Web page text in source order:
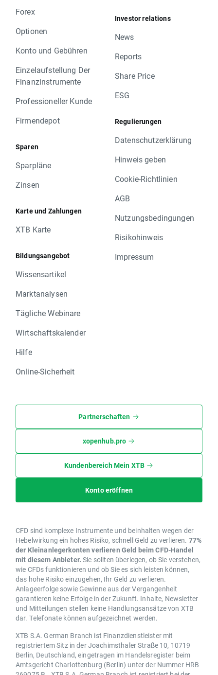
Forex
Optionen
Konto und Gebühren
Einzelaufstellung Der
Finanzinstrumente
Professioneller Kunde
Firmendepot
Sparen
Sparpläne
Zinsen
Karte und Zahlungen
XTB Karte
Bildungsangebot
Wissensartikel
Marktanalysen
Tägliche Webinare
Wirtschaftskalender
Hilfe
Online-Sicherheit
Investor relations
News
Reports
Share Price
ESG
Regulierungen
Datenschutzerklärung
Hinweis geben
Cookie-Richtlinien
AGB
Nutzungsbedingungen
Risikohinweis
Impressum
Partnerschaften
xopenhub.pro
Kundenbereich Mein XTB
Konto eröffnen
CFD sind komplexe Instrumente und beinhalten wegen der
Hebelwirkung ein hohes Risiko, schnell Geld zu verlieren. 77%
der Kleinanlegerkonten verlieren Geld beim CFD-Handel
mit diesem Anbieter. Sie sollten überlegen, ob Sie verstehen,
wie CFDs funktionieren und ob Sie es sich leisten können,
das hohe Risiko einzugehen, Ihr Geld zu verlieren.
Anlageerfolge sowie Gewinne aus der Vergangenheit
garantieren keine Erfolge in der Zukunft. Inhalte, Newsletter
und Mitteilungen stellen keine Handlungsansätze von XTB
dar. Telefonate können aufgezeichnet werden.
XTB S.A. German Branch ist Finanzdienstleister mit
registriertem Sitz in der Joachimsthaler Straße 10, 10719
Berlin, Deutschland, eingetragen im Handelsregister beim
Amtsgericht Charlottenburg (Berlin) unter der Nummer HRB